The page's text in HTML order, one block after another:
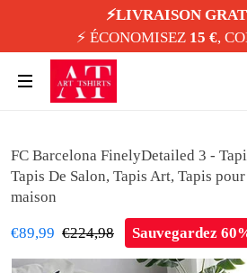
⚡️LIVRAISON
⚡️ ÉCONOMISEZ 15 €,
FC Barcelona FinelyDetailed 3 -
Tapis De Salon, Tapis Art, Tapis
maison
€89,99 €224,98 Sauvegardez